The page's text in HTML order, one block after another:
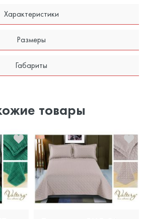
Характеристики
Размеры
Габариты
товары